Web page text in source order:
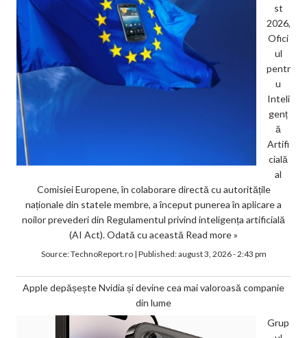
st
2026,
Ofici
ul
pentr
u
Inteli
genț
ă
Artifi
cială
al
Comisiei Europene, în colaborare directă cu autoritățile
naționale din statele membre, a început punerea în aplicare a
noilor prevederi din Regulamentul privind inteligența artificială
(AI Act). Odată cu această Read more »
Source:TechnoReport.ro| Published:august 3, 2026 - 2:43 pm
Apple depășește Nvidia și devine cea mai valoroasă companie
din lume
Grup